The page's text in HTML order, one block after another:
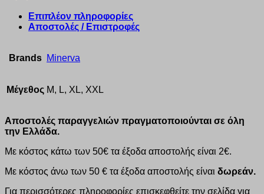
Επιπλέον πληροφορίες
Αποστολές / Επιστροφές
Brands Minerva
Μέγεθος M, L, XL, XXL
Αποστολές παραγγελιών πραγματοποιούνται σε όλη
την Ελλάδα.
Με κόστος κάτω των 50€ τα έξοδα αποστολής είναι 2€.
Με κόστος άνω των 50 € τα έξοδα αποστολής είναι δωρεάν.
Για περισσότερες πληροφορίες επισκεφθείτε την σελίδα για